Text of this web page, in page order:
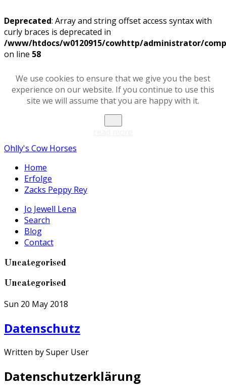
Deprecated: Array and string offset access syntax with
curly braces is deprecated in
/www/htdocs/w0120915/cowhttp/administrator/
on line 58
We use cookies to ensure that we give you the best
experience on our website. If you continue to use this
site we will assume that you are happy with it.
Ohlly's Cow Horses
Home
Erfolge
Zacks Peppy Rey
Jo Jewell Lena
Search
Blog
Contact
Uncategorised
Uncategorised
Sun 20 May 2018
Datenschutz
Written by Super User
Datenschutzerklärung